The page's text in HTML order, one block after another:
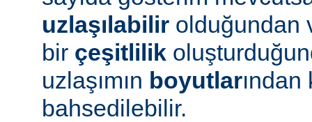
uzlaşılabilir olduğundan
bir çeşitlilik
uzlaşımın boyutlarından
bahsedilebilir.